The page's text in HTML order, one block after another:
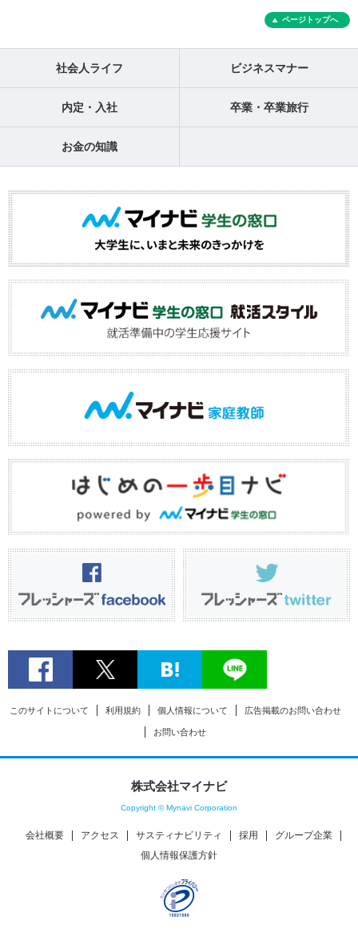
ページトップへ
社会人ライフ ビジネスマナー
内定・入社 卒業・卒業旅行
お金の知識
このサイトについて 利用規約 個人情報について 広告掲載のお問い合わせ
お問い合わせ
株式会社マイナビ
Copyright © Mynavi Corporation
会社概要 アクセス サスティナビリティ 採用
グループ企業
個人情報保護方針